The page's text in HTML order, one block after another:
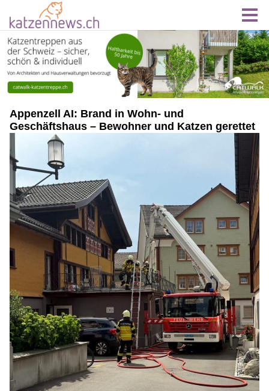
Appenzell AI: Brand in Wohn- und
Geschäftshaus – Bewohner und Katzen gerettet